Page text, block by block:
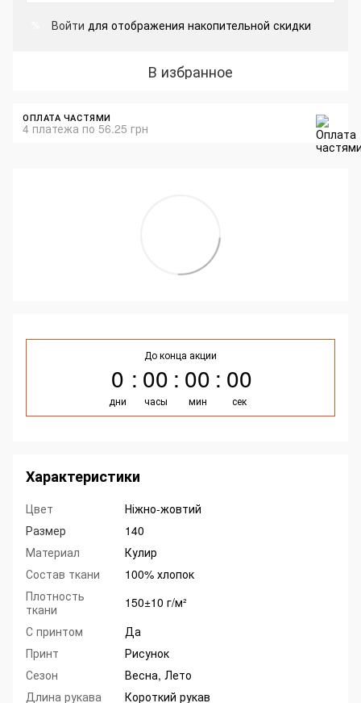
Войти для отображения накопительной скидки
В избранное
ОПЛАТА ЧАСТЯМИ
4 платежа по 56.25 грн
До конца акции
0
дни
00
часы
00
мин
00
сек
Характеристики
Цвет
Ніжно-жовтий
Размер
140
Материал
Кулир
Состав ткани
100% хлопок
Плотность
ткани
150±10 г/м²
С принтом
Да
Принт
Рисунок
Сезон
Весна, Лето
Длина рукава
Короткий рукав